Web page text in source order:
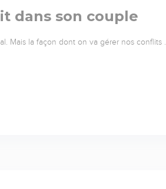
dans son couple
Mais la façon dont on va gérer nos conflits …